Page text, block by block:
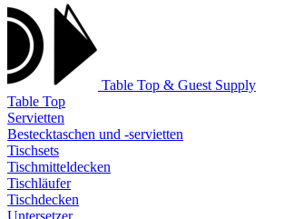
Table Top & Guest Supply
Table Top
Servietten
Bestecktaschen und -servietten
Tischsets
Tischmitteldecken
Tischläufer
Tischdecken